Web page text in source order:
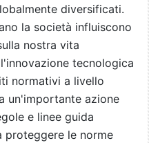
diversificati.
la società influiscono
nostra vita
tecnologica
normativi a livello
un'importante azione
e linee guida
proteggere le norme